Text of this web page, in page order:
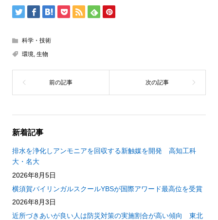
科学・技術
環境, 生物
新着記事
排水を浄化しアンモニアを回収する新触媒を開発 高知工科
大・名大
2026年8月5日
横須賀バイリンガルスクールYBSが国際アワード最高位を受賞
2026年8月3日
近所づきあいが良い人は防災対策の実施割合が高い傾向 東北